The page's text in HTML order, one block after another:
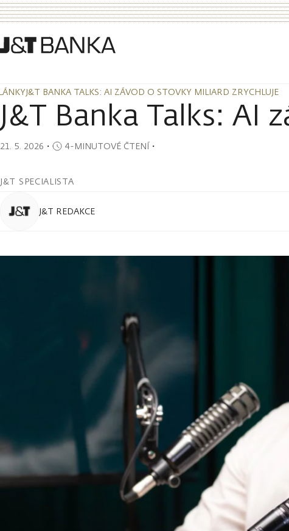
J&T BANKA TALKS: AI ZÁVOD O STOVKY MILIARD ZRYCHLUJE
J&T BANKA TALKS: AI ZÁVOD O STOVKY MILIARD ZRYCHLUJE
J&T Banka Talks: AI
21. 5. 2026 ・ 4-MINUTOVÉ ČTENÍ・
J&T SPECIALISTA
J&T REDAKCE